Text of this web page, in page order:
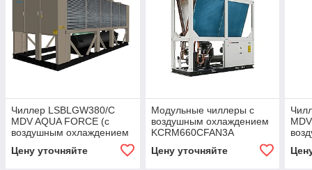
Чиллер LSBLGW380/C
MDV AQUA FORCE (с
воздушным охлаждением
конденсатора с винтовым
компрессором)
Цену уточняйте
Модульные чиллеры с
воздушным охлаждением
KCRM660CFAN3A
Цену уточняйте